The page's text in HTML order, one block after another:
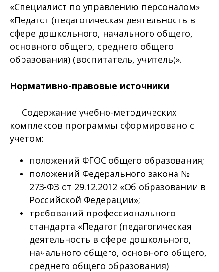
«Специалист по управлению персоналом»
«Педагог (педагогическая деятельность в
сфере дошкольного, начального общего,
основного общего, среднего общего
образования) (воспитатель, учитель)».
Нормативно-правовые источники
Содержание учебно-методических
комплексов программы сформировано с
учетом:
положений ФГОС общего образования;
положений Федерального закона №
273-ФЗ от 29.12.2012 «Об образовании в
Российской Федерации»;
требований профессионального
стандарта «Педагог (педагогическая
деятельность в сфере дошкольного,
начального общего, основного общего,
среднего общего образования)